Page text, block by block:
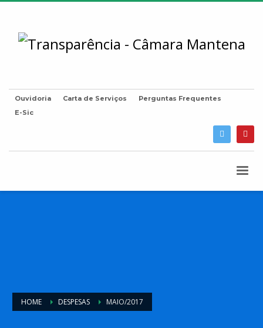
Ouvidoria Carta de Serviços
Perguntas Frequentes
E-Sic
HOME DESPESAS MAIO/2017